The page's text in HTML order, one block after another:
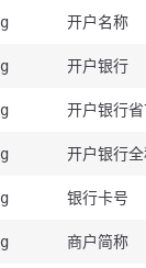
开户名称
开户银行
开户银行
开户银行
银行卡号
商户简称